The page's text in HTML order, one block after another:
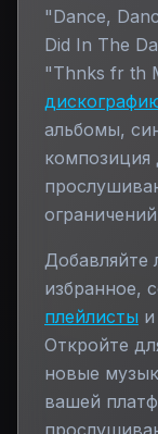
"Dance,
Did In The
"Thnks fr th
альбомы,
композиция
Добавляйте
избранное,
плейлисты
Откройте
новые
вашей